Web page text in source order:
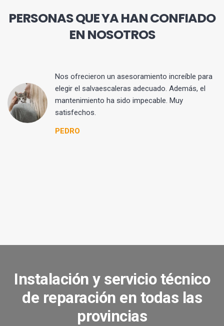
PERSONAS QUE YA HAN CONFIADO
EN NOSOTROS
Nos ofrecieron un asesoramiento increíble para
elegir el salvaescaleras adecuado. Además, el
mantenimiento ha sido impecable. Muy
satisfechos.
PEDRO
Instalación y servicio técnico
de reparación en todas las
provincias